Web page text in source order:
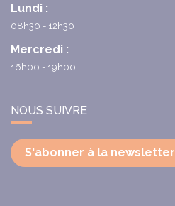
Lundi :
08h30 - 12h30
Mercredi :
16h00 - 19h00
NOUS SUIVRE
S'abonner à la newsletter